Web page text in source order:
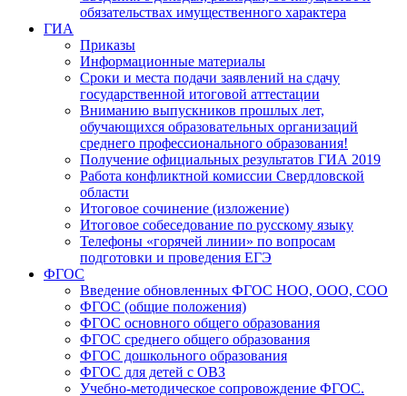
обязательствах имущественного характера
ГИА
Приказы
Информационные материалы
Сроки и места подачи заявлений на сдачу
государственной итоговой аттестации
Вниманию выпускников прошлых лет,
обучающихся образовательных организаций
среднего профессионального образования!
Получение официальных результатов ГИА 2019
Работа конфликтной комиссии Свердловской
области
Итоговое сочинение (изложение)
Итоговое собеседование по русскому языку
Телефоны «горячей линии» по вопросам
подготовки и проведения ЕГЭ
ФГОС
Введение обновленных ФГОС НОО, ООО, СОО
ФГОС (общие положения)
ФГОС основного общего образования
ФГОС среднего общего образования
ФГОС дошкольного образования
ФГОС для детей с ОВЗ
Учебно-методическое сопровождение ФГОС.